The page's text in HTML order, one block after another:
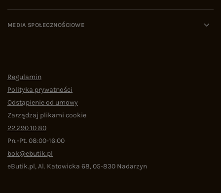
MEDIA SPOŁECZNOŚCIOWE
Regulamin
Polityka prywatności
Odstąpienie od umowy
Zarządzaj plikami cookie
22 290 10 80
Pn.-Pt. 08:00-16:00
bok@ebutik.pl
eButik.pl,Al. Katowicka 68,05-830 Nadarzyn